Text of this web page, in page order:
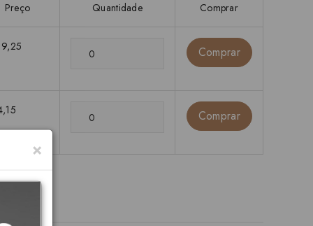
Preço Quantidade Comprar
Comprar
Comprar
×